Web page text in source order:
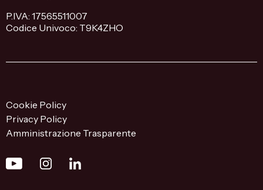
P.IVA: 17565511007
Codice Univoco: T9K4ZHO
Cookie Policy
Privacy Policy
Amministrazione Trasparente